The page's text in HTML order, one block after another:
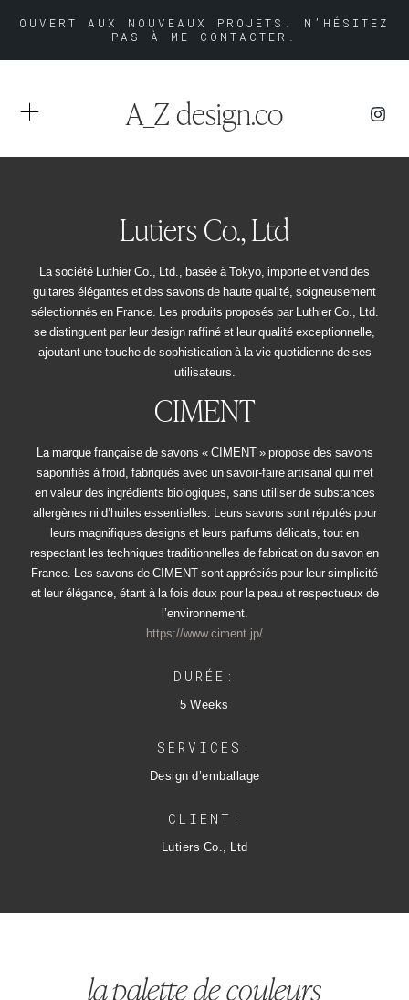
OUVERT AUX NOUVEAUX PROJETS. N’HÉSITEZ
PAS À ME CONTACTER.
A_Z design.co
Lutiers Co., Ltd
La société Luthier Co., Ltd., basée à Tokyo, importe et vend des
guitares élégantes et des savons de haute qualité, soigneusement
sélectionnés en France. Les produits proposés par Luthier Co., Ltd.
se distinguent par leur design raffiné et leur qualité exceptionnelle,
ajoutant une touche de sophistication à la vie quotidienne de ses
utilisateurs.
CIMENT
La marque française de savons « CIMENT » propose des savons
saponifiés à froid, fabriqués avec un savoir-faire artisanal qui met
en valeur des ingrédients biologiques, sans utiliser de substances
allergènes ni d’huiles essentielles. Leurs savons sont réputés pour
leurs magnifiques designs et leurs parfums délicats, tout en
respectant les techniques traditionnelles de fabrication du savon en
France. Les savons de CIMENT sont appréciés pour leur simplicité
et leur élégance, étant à la fois doux pour la peau et respectueux de
l’environnement.
https://www.ciment.jp/
DURÉE:
5 Weeks
SERVICES:
Design d’emballage
CLIENT:
Lutiers Co., Ltd
la palette de couleurs